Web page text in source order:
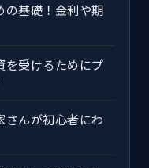
の基礎！金利や期
を受けるためにプ
さんが初心者にわ